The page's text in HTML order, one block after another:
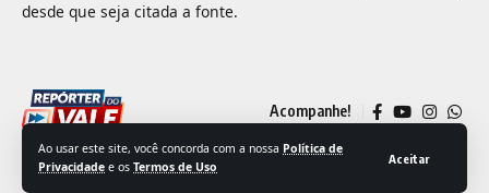
Ao usar este site, você concorda com a nossa Política de
Privacidade e os Termos de Uso
Aceitar
desde que seja citada a fonte.
Acompanhe!
© 2025 Jornal Repórter do Vale | Desenvolvido por